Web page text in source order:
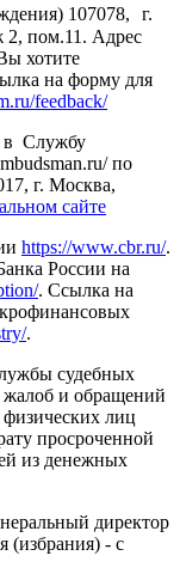
107078, г.
2, пом.11. Адрес
хотите
на форму для
feedback/
в Службу
по
г. Москва,
сайте
https://www.cbr.ru/.
России на
. Ссылка на
.
судебных
жалоб и обращений
лиц
просроченной
из денежных
директор
(избрания) - с